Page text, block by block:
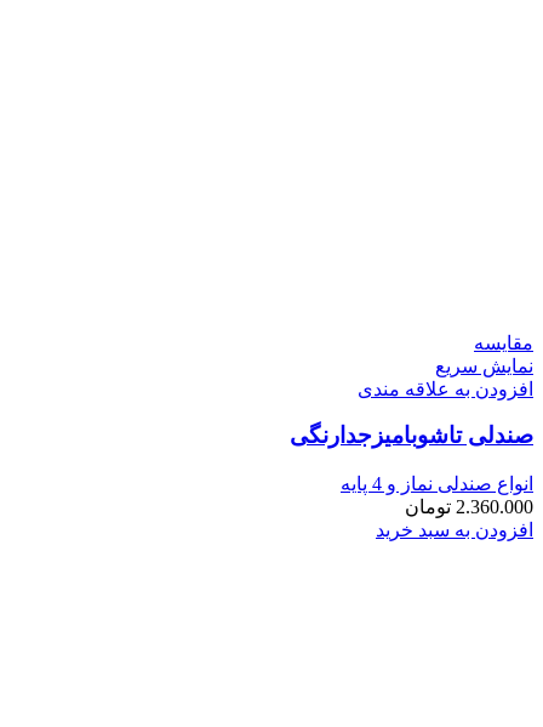
مقايسه
نمایش سریع
افزودن به علاقه مندی
صندلی تاشوبامیزجدارنگی
انواع صندلی نماز و 4 پایه
2.360.000 تومان
افزودن به سبد خرید